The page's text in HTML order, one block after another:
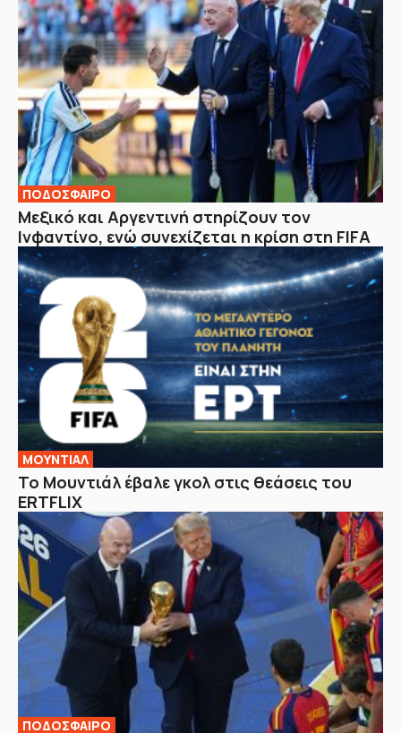
ΠΟΔΟΣΦΑΙΡΟ
Μεξικό και Αργεντινή στηρίζουν τον
Ινφαντίνο, ενώ συνεχίζεται η κρίση στη FIFA
ΜΟΥΝΤΙΑΛ
Το Μουντιάλ έβαλε γκολ στις θεάσεις του
ERTFLIX
ΠΟΔΟΣΦΑΙΡΟ